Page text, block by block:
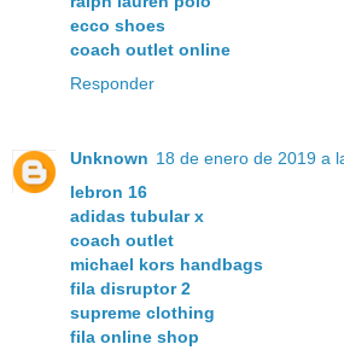
ecco shoes
coach outlet online
Responder
Unknown 18 de enero de 2019 a
lebron 16
adidas tubular x
coach outlet
michael kors handbags
fila disruptor 2
supreme clothing
fila online shop